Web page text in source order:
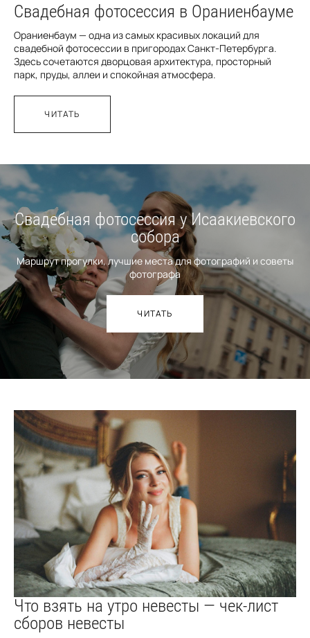
Свадебная фотосессия в Ораниенбауме
Ораниенбаум — одна из самых красивых локаций для
свадебной фотосессии в пригородах Санкт-Петербурга.
Здесь сочетаются дворцовая архитектура, просторный
парк, пруды, аллеи и спокойная атмосфера.
ЧИТАТЬ
Свадебная фотосессия у Исаакиевского
собора
Маршрут прогулки, лучшие места для фотографий и советы
фотографа
ЧИТАТЬ
Что взять на утро невесты — чек-лист
сборов невесты